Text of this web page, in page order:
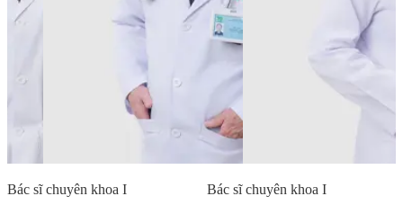
Bác sĩ chuyên khoa I Bác sĩ chuyên khoa I